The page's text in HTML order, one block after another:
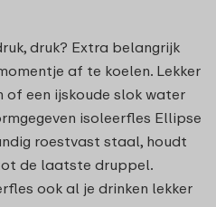
druk? Extra belangrijk
af te koelen. Lekker
een ijskoude slok water
isoleerfles Ellipse
roestvast staal, houdt
de laatste druppel.
ook al je drinken lekker